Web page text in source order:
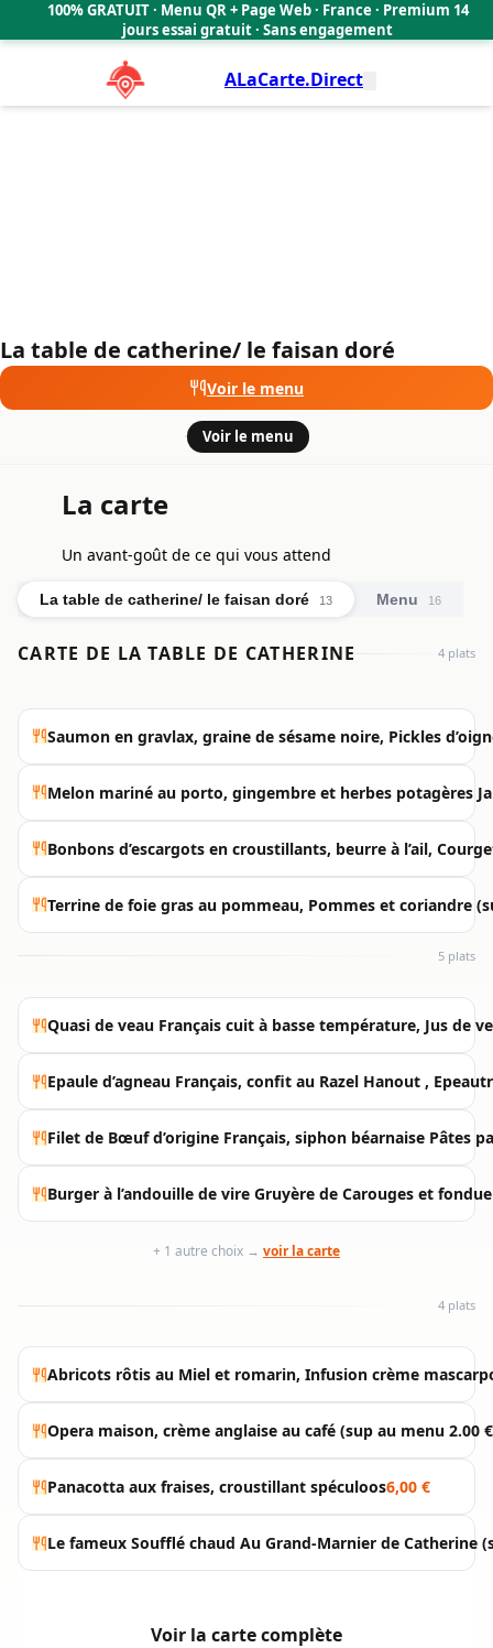
100% GRATUIT · Menu QR + Page Web · France · Premium 14
jours essai gratuit · Sans engagement
ALaCarte.Direct
La table de catherine/ le faisan doré
Voir le menu
· Voir le menu
La table de catherine/ le faisan doré
La carte
Un avant-goût de ce qui vous attend
La table de catherine/ le faisan doré 13 Menu 16
CARTE DE LA TABLE DE CATHERINE 4 plats
Saumon en gravlax, graine de sésame noire, Pickles
Melon mariné au porto, gingembre et herbes potagères
Bonbons d’escargots en croustillants, beurre à l’ail,
Terrine de foie gras au pommeau, Pommes et coriandre
5 plats
Quasi de veau Français cuit à basse température, Jus de
Epaule d’agneau Français, confit au Razel Hanout ,
Filet de Bœuf d’origine Français, siphon béarnaise Pâtes
Burger à l’andouille de vire Gruyère de Carouges et
+ 1 autre choix → voir la carte
4 plats
Abricots rôtis au Miel et romarin, Infusion crème
Opera maison, crème anglaise au café (sup au menu 2.00
Panacotta aux fraises, croustillant spéculoos6,00 €
Le fameux Soufflé chaud Au Grand-Marnier de Catherine
Voir la carte complète